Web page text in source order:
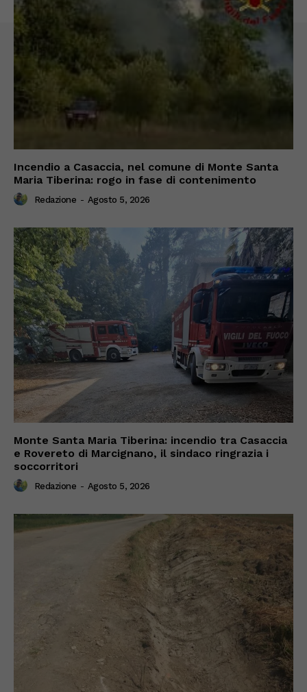
Incendio a Casaccia, nel comune di Monte Santa
Maria Tiberina: rogo in fase di contenimento
Redazione - Agosto 5, 2026
Monte Santa Maria Tiberina: incendio tra Casaccia
e Rovereto di Marcignano, il sindaco ringrazia i
soccorritori
Redazione - Agosto 5, 2026